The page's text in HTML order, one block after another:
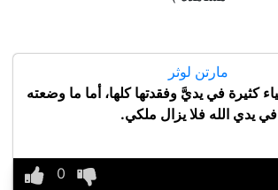
مارتن لوثر
كثيرة في يديَّ وفقدتها كلها، أما ما وضعته
في يدي الله فلا يزال ملكي.